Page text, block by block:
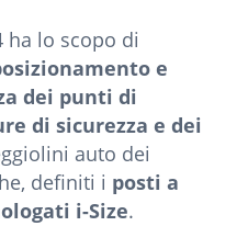
ha lo scopo di
e
dei punti di
di sicurezza e dei
auto dei
definiti i posti a
i-Size.